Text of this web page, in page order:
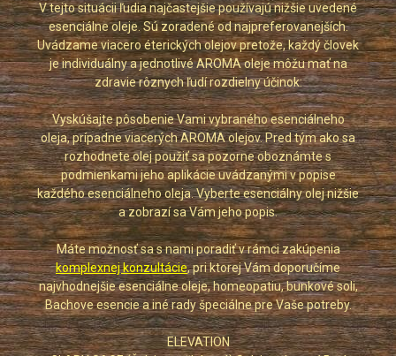
V tejto situácii ľudia najčastejšie používajú nižšie uvedené
esenciálne oleje. Sú zoradené od najpreferovanejších.
Uvádzame viacero éterických olejov pretože, každý človek
je individuálny a jednotlivé AROMA oleje môžu mať na
zdravie rôznych ľudí rozdielny účinok:
Vyskúšajte pôsobenie Vami vybraného esenciálneho
oleja, prípadne viacerých AROMA olejov. Pred tým ako sa
rozhodnete olej použiť sa pozorne oboznámte s
podmienkami jeho aplikácie uvádzanými v popise
každého esenciálneho oleja. Vyberte esenciálny olej nižšie
a zobrazí sa Vám jeho popis.
Máte možnosť sa s nami poradiť v rámci zakúpenia
komplexnej konzultácie, pri ktorej Vám doporučíme
najvhodnejšie esenciálne oleje, homeopatiu, bunkové soli,
Bachove esencie a iné rady špeciálne pre Vaše potreby.
ELEVATION